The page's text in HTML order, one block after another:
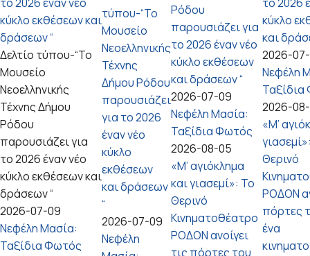
κύκλο εκθέσεων και
δράσεων “
Δελτίο τύπου-“Το
Μουσείο
Νεοελληνικής
Τέχνης Δήμου
Ρόδου
παρουσιάζει για
το 2026 έναν νέο
κύκλο εκθέσεων και
δράσεων “
2026-07-09
Νεφέλη Μασία:
Ταξίδια Φωτός
τύπου-“Το
Μουσείο
Νεοελληνικής
Τέχνης
Δήμου Ρόδου
παρουσιάζει
για το 2026
έναν νέο
κύκλο
εκθέσεων
και δράσεων
“
2026-07-09
Νεφέλη
Ρόδου
παρουσιάζει για
το 2026 έναν νέο
κύκλο εκθέσεων
και δράσεων “
2026-07-09
Νεφέλη Μασία:
Ταξίδια Φωτός
2026-08-05
«Μ’ αγιόκλημα
και γιασεμί»: Το
Θερινό
Κινηματοθέατρο
ΡΟΔΟΝ ανοίγει
τις πόρτες του
κύκλο
και
2026-
Νεφέλη
2026-
«Μ’
Θερινό
ΡΟΔΟΝ
πόρτες
ένα